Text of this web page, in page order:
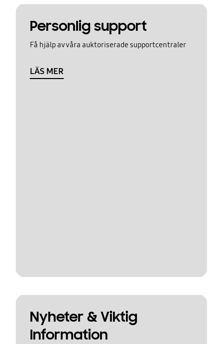
Personlig support
Få hjälp av våra auktoriserade supportcentraler
LÄS MER
Nyheter & Viktig
Information